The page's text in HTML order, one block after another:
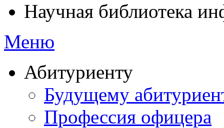
Научная библиотека
Меню
Абитуриенту
Будущему
Профессия офицера